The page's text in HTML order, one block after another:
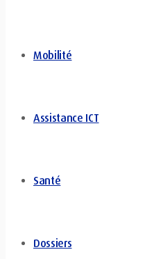
Mobilité
Assistance ICT
Santé
Dossiers